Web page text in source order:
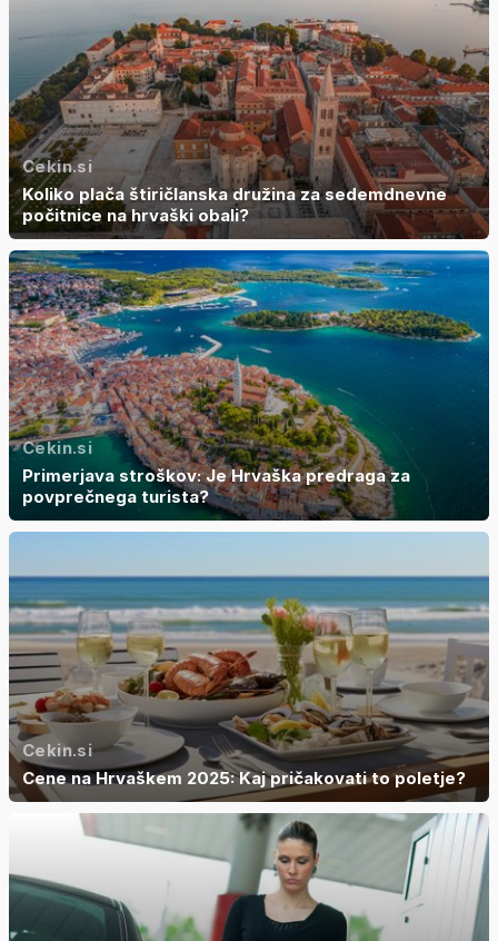
Cekin.si
Koliko plača štiričlanska družina za sedemdnevne
počitnice na hrvaški obali?
Cekin.si
Primerjava stroškov: Je Hrvaška predraga za
povprečnega turista?
Cekin.si
Cene na Hrvaškem 2025: Kaj pričakovati to poletje?